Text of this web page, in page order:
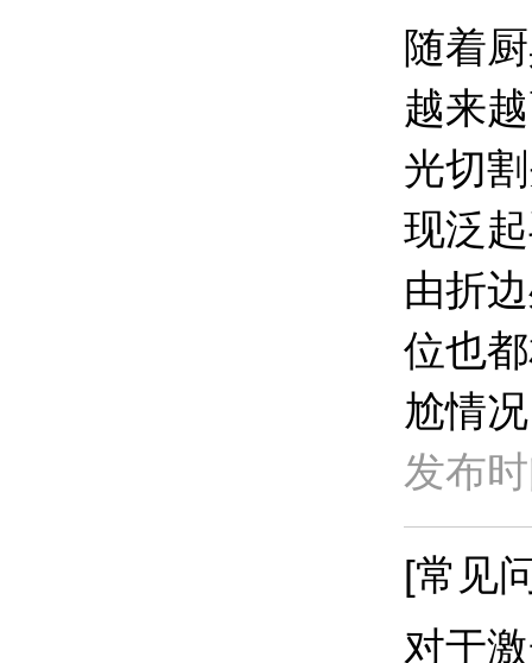
随着
越来
光切
现泛
由折
位也
尬情
发布
[常见
对于